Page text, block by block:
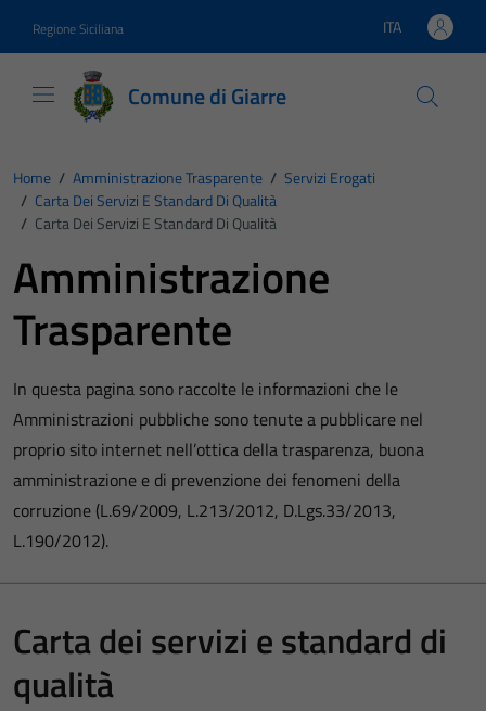
Regione Siciliana Lingua attiva:
ITA
Comune di Giarre
Home / Amministrazione Trasparente / Servizi Erogati
/ Carta Dei Servizi E Standard Di Qualità
/ Carta Dei Servizi E Standard Di Qualità
Amministrazione
Trasparente
In questa pagina sono raccolte le informazioni che le
Amministrazioni pubbliche sono tenute a pubblicare nel
proprio sito internet nell’ottica della trasparenza, buona
amministrazione e di prevenzione dei fenomeni della
corruzione (L.69/2009, L.213/2012, D.Lgs.33/2013,
L.190/2012).
Carta dei servizi e standard di
qualità